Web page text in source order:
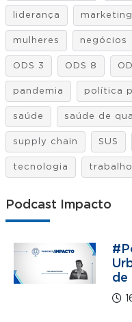
liderança marketing
mulheres negócios
ODS 3 ODS 8
pandemia política
saúde saúde de
supply chain SUS
tecnologia trabalho
Podcast Impacto
de